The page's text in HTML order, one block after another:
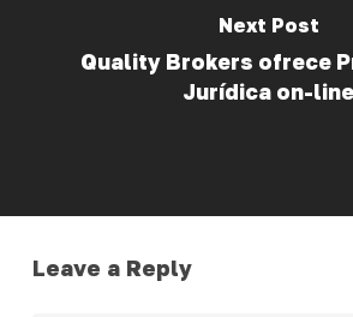
Next Post
Quality Brokers ofrece
Jurídica on-line
Leave a Reply